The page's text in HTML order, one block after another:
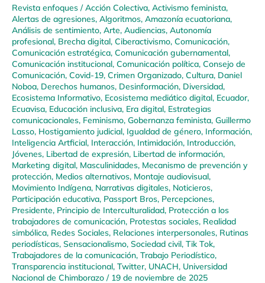
Revista enfoques /Acción Colectiva, Activismo feminista,
Alertas de agresiones, Algoritmos, Amazonía ecuatoriana,
Análisis de sentimiento, Arte, Audiencias, Autonomía
profesional, Brecha digital, Ciberactivismo, Comunicación,
Comunicación estratégica, Comunicación gubernamental,
Comunicación institucional, Comunicación política, Consejo de
Comunicación, Covid-19, Crimen Organizado, Cultura, Daniel
Noboa, Derechos humanos, Desinformación, Diversidad,
Ecosistema Informativo, Ecosistema mediático digital, Ecuador,
Ecuavisa, Educación inclusiva, Era digital, Estrategias
comunicacionales, Feminismo, Gobernanza feminista, Guillermo
Lasso, Hostigamiento judicial, Igualdad de género, Información,
Inteligencia Artficial, Interacción, Intimidación, Introducción,
Jóvenes, Libertad de expresión, Libertad de información,
Marketing digital, Masculinidades, Mecanismo de prevención y
protección, Medios alternativos, Montaje audiovisual,
Movimiento Indígena, Narrativas digitales, Noticieros,
Participación educativa, Passport Bros, Percepciones,
Presidente, Principio de Interculturalidad, Protección a los
trabajadores de comunicación, Protestas sociales, Realidad
simbólica, Redes Sociales, Relaciones interpersonales, Rutinas
periodísticas, Sensacionalismo, Sociedad civil, Tik Tok,
Trabajadores de la comunicación, Trabajo Periodístico,
Transparencia institucional, Twitter, UNACH, Universidad
Nacional de Chimborazo / 19 de noviembre de 2025